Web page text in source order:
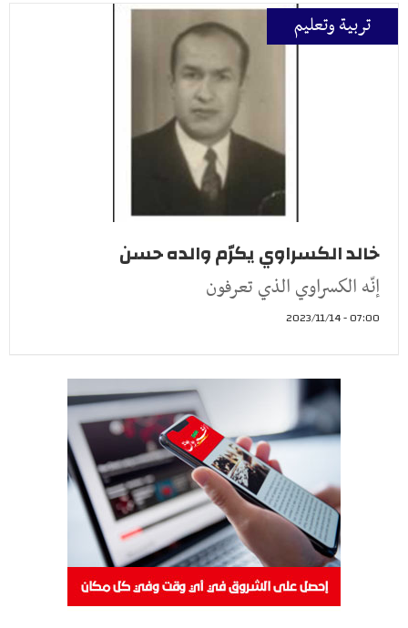
تربية وتعليم
خالد الكسراوي يكرّم والده حسن
إنّه الكسراوي الذي تعرفون
07:00 - 2023/11/14